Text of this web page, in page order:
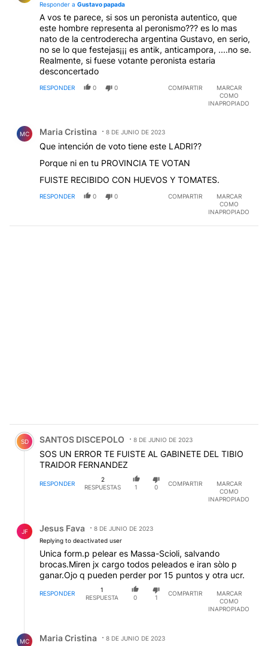
Responder a Gustavo papada
A vos te parece, si sos un peronista autentico, que
este hombre representa al peronismo??? es lo mas
nato de la centroderecha argentina Gustavo, en serio,
no se lo que festejas¡¡¡ es antik, anticampora, ....no se.
Realmente, si fuese votante peronista estaria
desconcertado
RESPONDER 0 0 COMPARTIR
MARCAR
COMO
INAPROPIADO
MC Maria Cristina 8 DE JUNIO DE 2023
Que intención de voto tiene este LADRI??
Porque ni en tu PROVINCIA TE VOTAN
FUISTE RECIBIDO CON HUEVOS Y TOMATES.
RESPONDER 0 0 COMPARTIR
MARCAR
COMO
INAPROPIADO
Comentario de SANTOS DISCEPOLO.
SD SANTOS DISCEPOLO 8 DE JUNIO DE 2023
SOS UN ERROR TE FUISTE AL GABINETE DEL TIBIO
TRAIDOR FERNANDEZ
RESPONDER
2
RESPUESTAS
1 0
COMPARTIR
MARCAR
COMO
INAPROPIADO
JF Jesus Fava
8 DE JUNIO DE 2023
Replying to deactivated user
Unica form.p pelear es Massa-Scioli, salvando
brocas.Miren jx cargo todos peleados e iran sòlo p
ganar.Ojo q pueden perder por 15 puntos y otra ucr.
RESPONDER
1
RESPUESTA
0 1
COMPARTIR
MARCAR
COMO
INAPROPIADO
MC Maria Cristina
8 DE JUNIO DE 2023